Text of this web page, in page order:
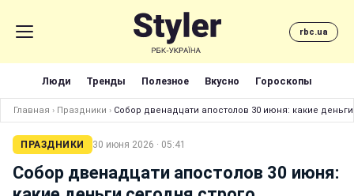
rbc.ua
Люди Тренды Полезное Вкусно Гороскопы
Главная › Праздники › Собор двенадцати апостолов 30 июня: какие
ПРАЗДНИКИ 30 июня 2026 · 05:41
Собор двенадцати апостолов 30 июня: